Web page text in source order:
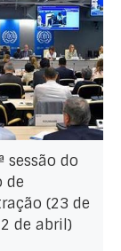
sessão do
de
(23 de
de abril)